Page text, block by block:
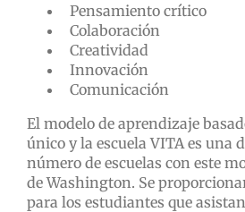
Pensamiento crítico
Colaboración
Creatividad
Innovación
Comunicación
El modelo de aprendizaje
único y la escuela VITA es una
número de escuelas con este
de Washington. Se
para los estudiantes que